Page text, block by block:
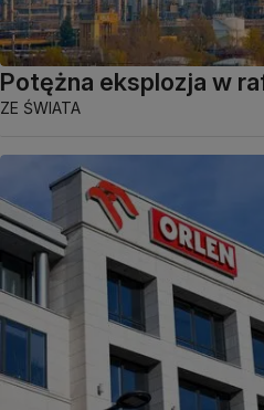
Potężna eksplozja w
ZE ŚWIATA